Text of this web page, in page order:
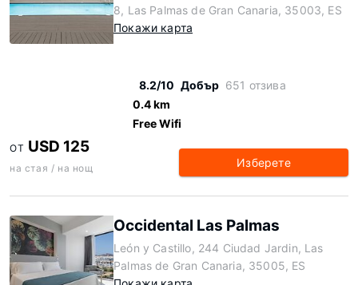
8, Las Palmas de Gran Canaria, 35003, ES
Покажи карта
8.2/10 Добър 651 отзива
0.4 km
Free Wifi
ОТ USD 125
на стая / на нощ Изберете
Occidental Las Palmas
León y Castillo, 244 Ciudad Jardin, Las
Palmas de Gran Canaria, 35005, ES